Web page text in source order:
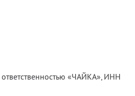
«ЧАЙКА»,ИНН